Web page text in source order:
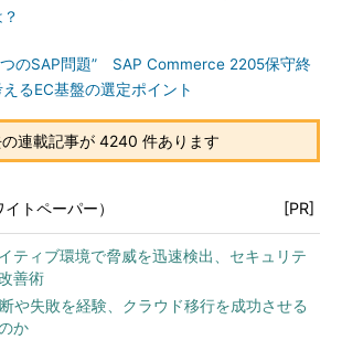
つのSAP問題” SAP Commerce 2205保守終
るEC基盤の選定ポイント
連載記事が 4240 件あります
トペーパー） [PR]
ティブ環境で脅威を迅速検出、セキュリテ
善術
や失敗を経験、クラウド移行を成功させる
か